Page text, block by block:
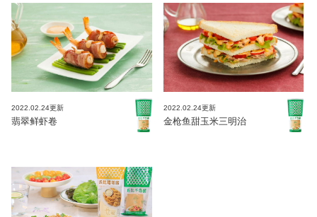
2022.02.24更新
翡翠鲜虾卷
2022.02.24更新
金枪鱼甜玉米三明治